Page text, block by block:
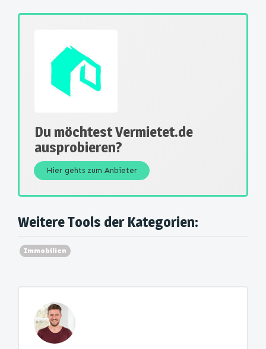
Du möchtest Vermietet.de
ausprobieren?
Hier gehts zum Anbieter
Weitere Tools der Kategorien:
Immobilien